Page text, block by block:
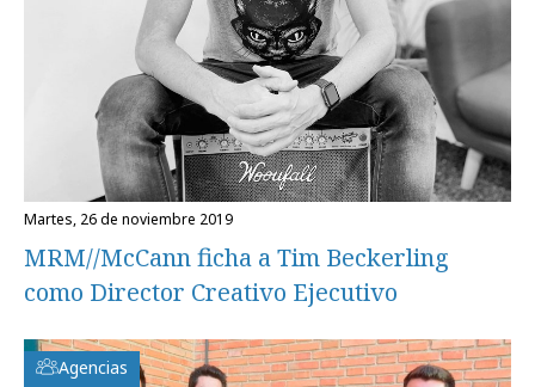
martes, 26 de noviembre 2019
MRM//McCann ficha a Tim Beckerling
como Director Creativo Ejecutivo
Agencias